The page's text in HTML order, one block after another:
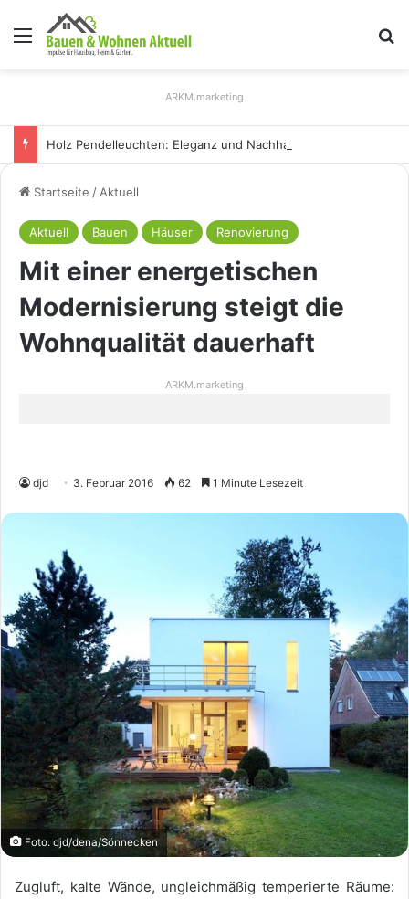
Menü
ARKM.marketing
Startseite / Aktuell
Aktuell Bauen Häuser Renovierung
Mit einer energetischen
Modernisierung steigt die
Wohnqualität dauerhaft
ARKM.marketing
djd 3. Februar 2016 62 1 Minute Lesezeit
Foto: djd/dena/Sönnecken
Zugluft, kalte Wände, ungleichmäßig temperierte Räume: